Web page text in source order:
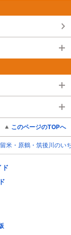
このページのTOPへ
米・原鶴・筑後川のい
ド